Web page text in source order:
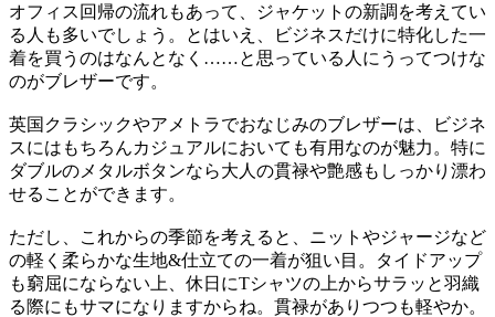
オフィス回帰の流れもあって、ジャケットの新調を考えてい
る人も多いでしょう。とはいえ、ビジネスだけに特化した一
着を買うのはなんとなく……と思っている人にうってつけな
のがブレザーです。
英国クラシックやアメトラでおなじみのブレザーは、ビジネ
スにはもちろんカジュアルにおいても有用なのが魅力。特に
ダブルのメタルボタンなら大人の貫禄や艶感もしっかり漂わ
せることができます。
ただし、これからの季節を考えると、ニットやジャージなど
の軽く柔らかな生地&仕立ての一着が狙い目。タイドアップ
も窮屈にならない上、休日にTシャツの上からサラッと羽織
る際にもサマになりますからね。貫禄がありつつも軽やか。